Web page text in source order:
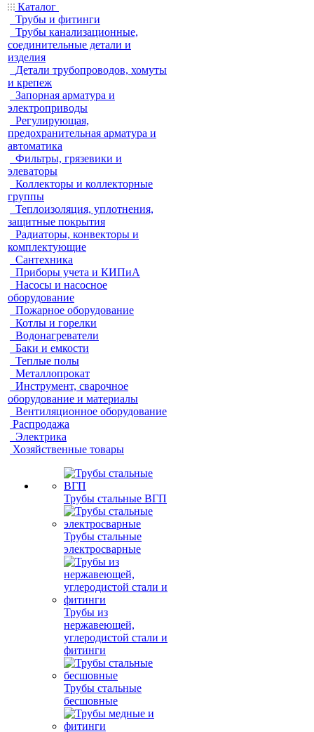
Каталог
Трубы и фитинги
Трубы канализационные,
соединительные детали и
изделия
Детали трубопроводов, хомуты
и крепеж
Запорная арматура и
электроприводы
Регулирующая,
предохранительная арматура и
автоматика
Фильтры, грязевики и
элеваторы
Коллекторы и коллекторные
группы
Теплоизоляция, уплотнения,
защитные покрытия
Радиаторы, конвекторы и
комплектующие
Сантехника
Приборы учета и КИПиА
Насосы и насосное
оборудование
Пожарное оборудование
Котлы и горелки
Водонагреватели
Баки и емкости
Теплые полы
Металлопрокат
Инструмент, сварочное
оборудование и материалы
Вентиляционное оборудование
Распродажа
Электрика
Хозяйственные товары
Трубы стальные ВГП
Трубы стальные
электросварные
Трубы из
нержавеющей,
углеродистой стали и
фитинги
Трубы стальные
бесшовные